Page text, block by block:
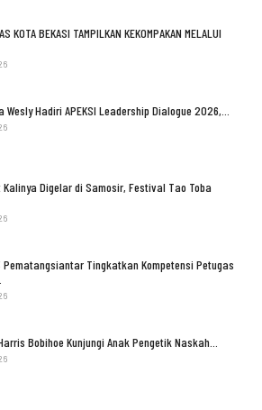
KOTA BEKASI TAMPILKAN KEKOMPAKAN MELALUI
Wesly Hadiri APEKSI Leadership Dialogue 2026,…
Kalinya Digelar di Samosir, Festival Tao Toba
Pematangsiantar Tingkatkan Kompetensi Petugas
Bobihoe Kunjungi Anak Pengetik Naskah…